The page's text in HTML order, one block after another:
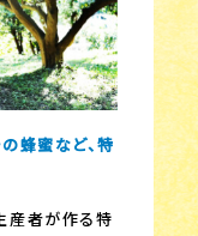
蜂蜜など、特
産者が作る特